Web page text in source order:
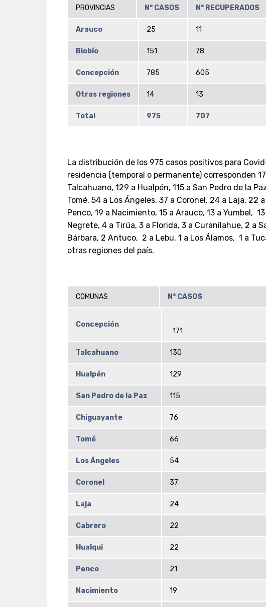
PROVINCIAS N° CASOS N° RECUPERADOS
Arauco 25 11
Biobío 151 78
Concepción 785 605
Otras regiones 14 13
Total 975 707
La distribución de los 975 casos positivos para
residencia (temporal o permanente) corresponden
Talcahuano, 129 a Hualpén, 115 a San Pedro de la
Tomé, 54 a Los Ángeles, 37 a Coronel, 24 a Laja, 22
Penco, 19 a Nacimiento, 15 a Arauco, 13 a Yumbel,
Negrete, 4 a Tirúa, 3 a Florida, 3 a Curanilahue, 2 a
Bárbara, 2 Antuco, 2 a Lebu, 1 a Los Álamos, 1 a
otras regiones del país.
COMUNAS N° CASOS
Concepción
171
Talcahuano 130
Hualpén 129
San Pedro de la Paz 115
Chiguayante 76
Tomé 66
Los Ángeles 54
Coronel 37
Laja 24
Cabrero 22
Hualqui 22
Penco 21
Nacimiento 19